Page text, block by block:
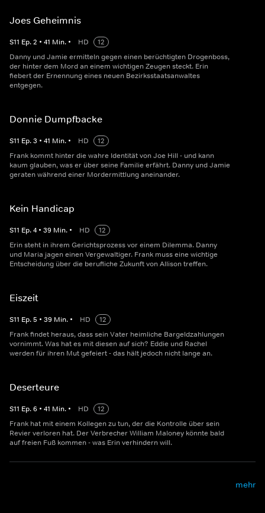
Joes Geheimnis
S11 Ep.2 • 41 Min. • HD
12
Danny und Jamie ermitteln gegen einen berüchtigten Drogenboss,
der hinter dem Mord an einem wichtigen Zeugen steckt. Erin
fiebert der Ernennung eines neuen Bezirksstaatsanwaltes
entgegen.
Donnie Dumpfbacke
S11 Ep.3 • 41 Min. • HD
12
Frank kommt hinter die wahre Identität von Joe Hill - und kann
kaum glauben, was er über seine Familie erfährt. Danny und Jamie
geraten während einer Mordermittlung aneinander.
Kein Handicap
S11 Ep.4 • 39 Min. • HD
12
Erin steht in ihrem Gerichtsprozess vor einem Dilemma. Danny
und Maria jagen einen Vergewaltiger. Frank muss eine wichtige
Entscheidung über die berufliche Zukunft von Allison treffen.
Eiszeit
S11 Ep.5 • 39 Min. • HD
12
Frank findet heraus, dass sein Vater heimliche Bargeldzahlungen
vornimmt. Was hat es mit diesen auf sich? Eddie und Rachel
werden für ihren Mut gefeiert - das hält jedoch nicht lange an.
Deserteure
S11 Ep.6 • 41 Min. • HD
12
Frank hat mit einem Kollegen zu tun, der die Kontrolle über sein
Revier verloren hat. Der Verbrecher William Maloney könnte bald
auf freien Fuß kommen - was Erin verhindern will.
mehr